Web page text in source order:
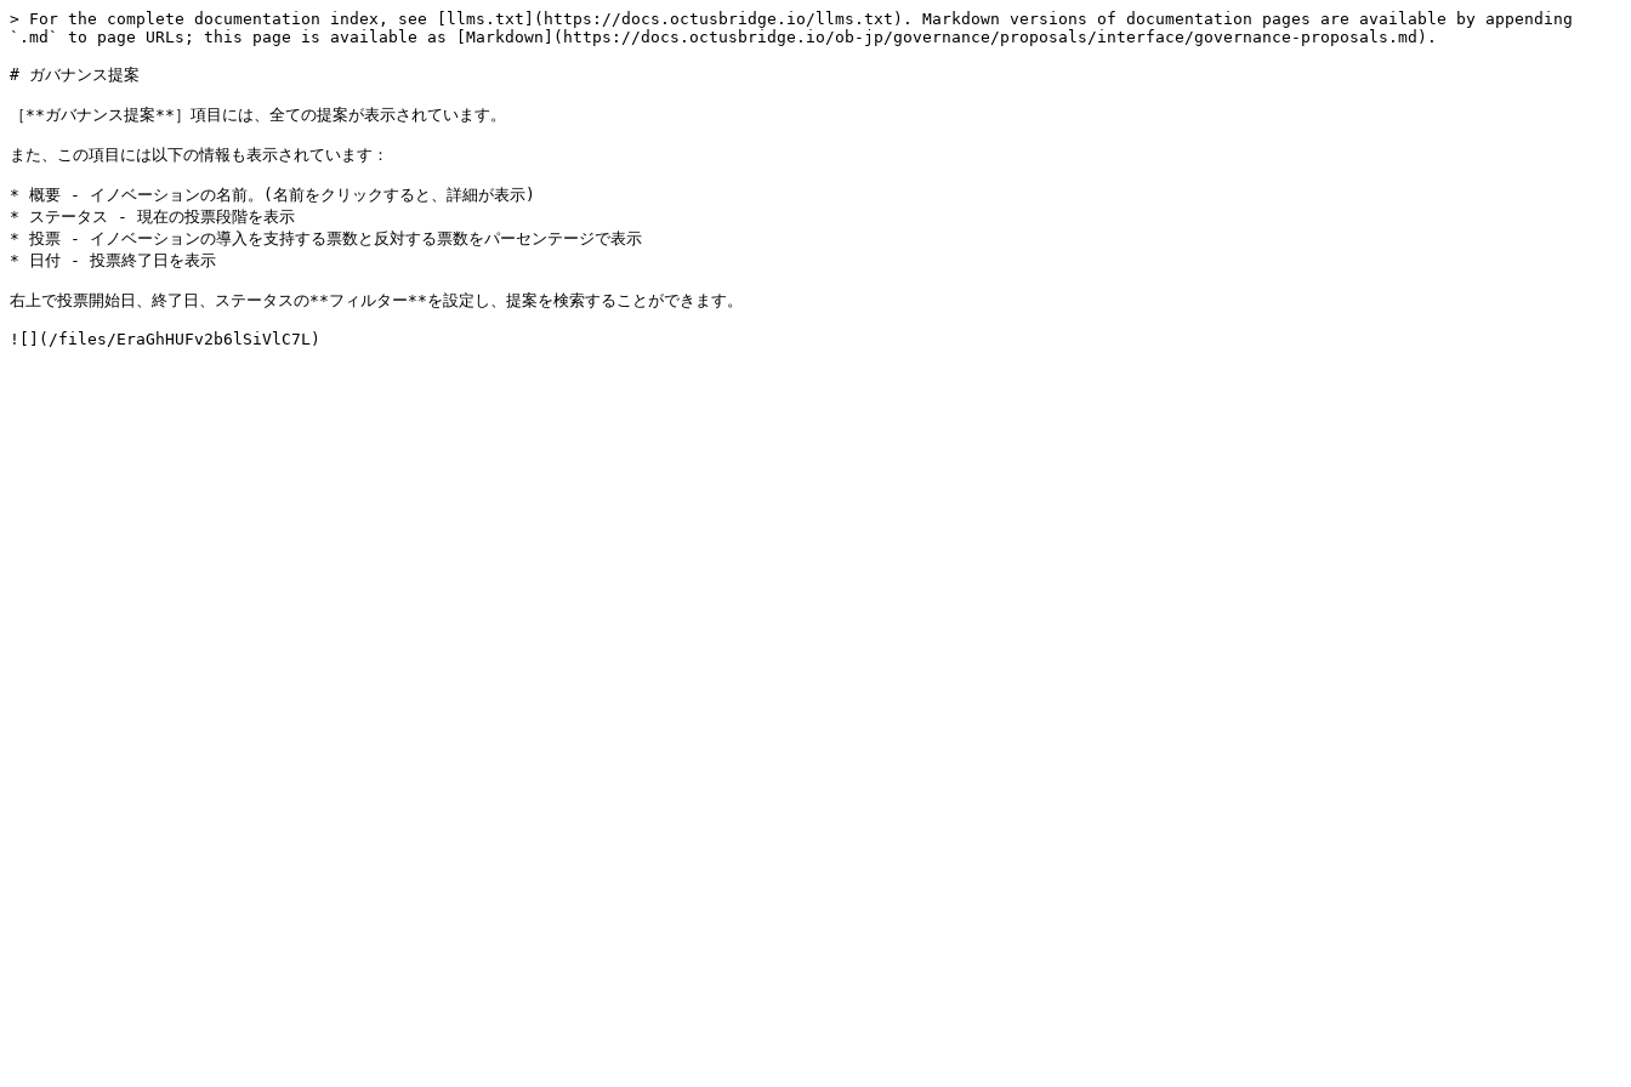
> For the complete documentation index, see [llms.txt](https://docs.octusbridge.io/llms.txt). Markdown versions of documentation pages are available by appending
`.md` to page URLs; this page is available as [Markdown](https://docs.octusbridge.io/ob-jp/governance/proposals/interface/governance-proposals.md).
# ガバナンス提案
［**ガバナンス提案**］項目には、全ての提案が表示されています。
また、この項目には以下の情報も表示されています：
* 概要 - イノベーションの名前。(名前をクリックすると、詳細が表示)
* ステータス - 現在の投票段階を表示
* 投票 - イノベーションの導入を支持する票数と反対する票数をパーセンテージで表示
* 日付 - 投票終了日を表示
右上で投票開始日、終了日、ステータスの**フィルター**を設定し、提案を検索することができます。